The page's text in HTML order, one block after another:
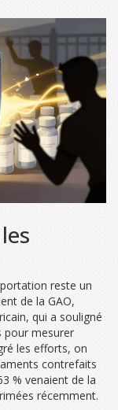
reste un
de la GAO,
qui a souligné
pour mesurer
les efforts, on
contrefaits
% venaient de la
récemment.